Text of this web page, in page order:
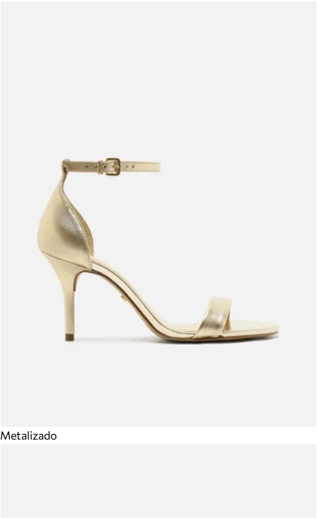
Metalizado